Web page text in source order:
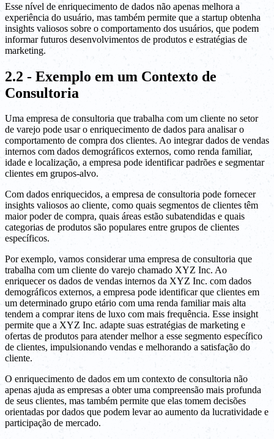
Esse nível de enriquecimento de dados não apenas melhora a
experiência do usuário, mas também permite que a startup obtenha
insights valiosos sobre o comportamento dos usuários, que podem
informar futuros desenvolvimentos de produtos e estratégias de
marketing.
2.2 - Exemplo em um Contexto de
Consultoria
Uma empresa de consultoria que trabalha com um cliente no setor
de varejo pode usar o enriquecimento de dados para analisar o
comportamento de compra dos clientes. Ao integrar dados de vendas
internos com dados demográficos externos, como renda familiar,
idade e localização, a empresa pode identificar padrões e segmentar
clientes em grupos-alvo.
Com dados enriquecidos, a empresa de consultoria pode fornecer
insights valiosos ao cliente, como quais segmentos de clientes têm
maior poder de compra, quais áreas estão subatendidas e quais
categorias de produtos são populares entre grupos de clientes
específicos.
Por exemplo, vamos considerar uma empresa de consultoria que
trabalha com um cliente do varejo chamado XYZ Inc. Ao
enriquecer os dados de vendas internos da XYZ Inc. com dados
demográficos externos, a empresa pode identificar que clientes em
um determinado grupo etário com uma renda familiar mais alta
tendem a comprar itens de luxo com mais frequência. Esse insight
permite que a XYZ Inc. adapte suas estratégias de marketing e
ofertas de produtos para atender melhor a esse segmento específico
de clientes, impulsionando vendas e melhorando a satisfação do
cliente.
O enriquecimento de dados em um contexto de consultoria não
apenas ajuda as empresas a obter uma compreensão mais profunda
de seus clientes, mas também permite que elas tomem decisões
orientadas por dados que podem levar ao aumento da lucratividade e
participação de mercado.